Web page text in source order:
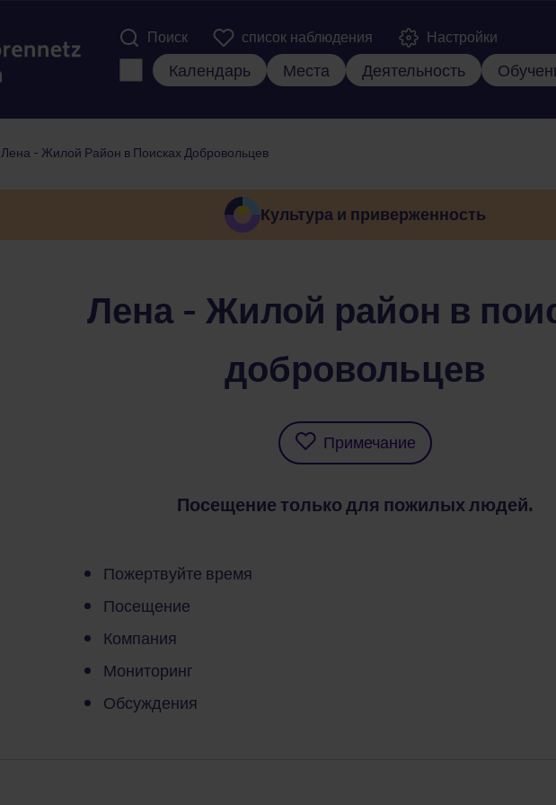
Основная навигация
Календарь Места Деятельность
Menü der Kopfzeile
Поиск список наблюдения Настройки
Лена - Жилой Район в Поисках Добровольцев
Культура и приверженность
Лена - Жилой район в
добровольцев
Примечание
Посещение только для пожилых людей.
Пожертвуйте время
Посещение
Компания
Мониторинг
Обсуждения